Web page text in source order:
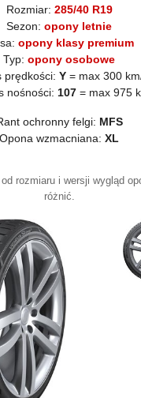
Rozmiar: 285/40 R19
Sezon: opony letnie
opony klasy premium
Typ: opony osobowe
prędkości: Y = max 300
nośności: 107 = max 975
ochronny felgi: MFS
Opona wzmacniana: XL
rozmiaru i wersji wygląd
różnić.